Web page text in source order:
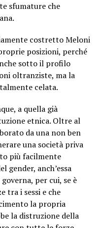
sfumature che
costretto Meloni
posizioni, perché
sotto il profilo
oltranziste, ma la
celata.
a quella già
etnica. Oltre al
da una non ben
una società priva
più facilmente
gender, anch’essa
per cui, se è
tra i sessi e che
la propria
la distruzione della